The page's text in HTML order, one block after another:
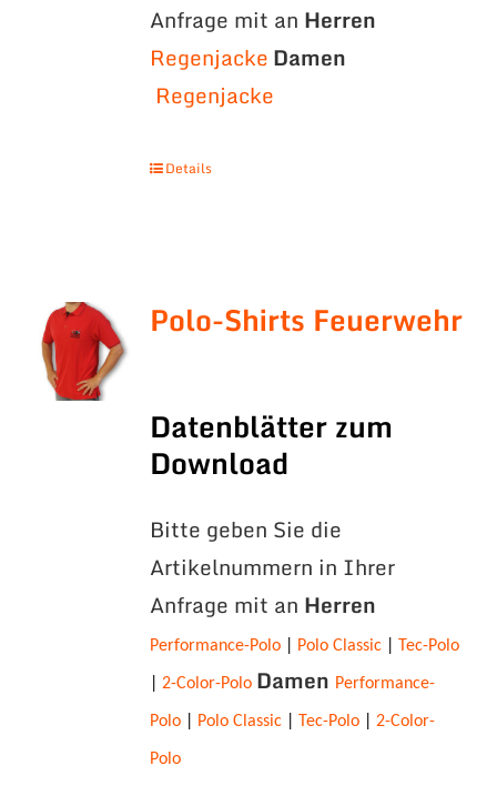
Anfrage mit an Herren
RegenjackeDamen
Regenjacke
Details
Polo-Shirts Feuerwehr
Datenblätter zum
Download
Bitte geben Sie die
Artikelnummern in Ihrer
Anfrage mit an Herren
Performance-Polo| Polo Classic| Tec-Polo
2-Color-Polo Damen Performance-
Polo| Polo Classic| Tec-Polo| 2-Color-
Polo